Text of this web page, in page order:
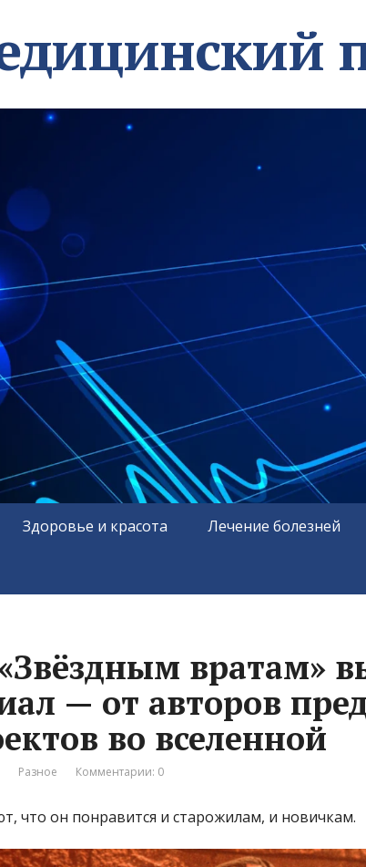
Здоровье и красота Лечение болезней
вратам»
— от авторов
во вселенной
Разное Комментарии: 0
что он понравится и старожилам, и новичкам.